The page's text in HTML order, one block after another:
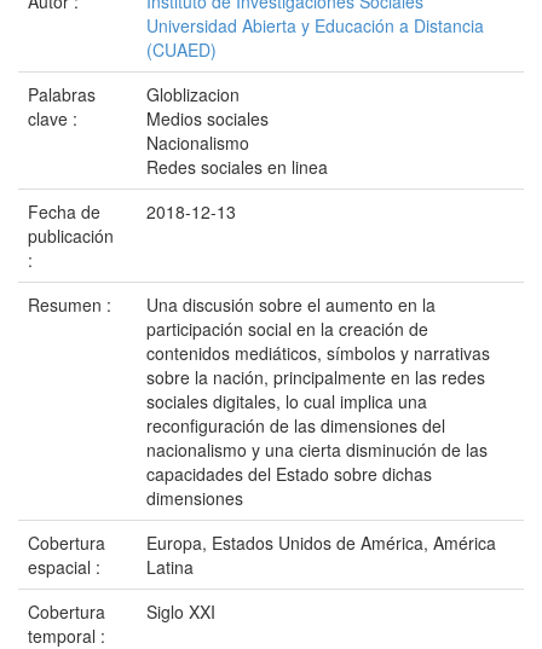
Universidad Abierta y Educación a Distancia
(CUAED)
Palabras
clave :
Globlizacion
Medios sociales
Nacionalismo
Redes sociales en linea
Fecha de
publicación
:
2018-12-13
Resumen :
Una discusión sobre el aumento en la
participación social en la creación de
contenidos mediáticos, símbolos y narrativas
sobre la nación, principalmente en las redes
sociales digitales, lo cual implica una
reconfiguración de las dimensiones del
nacionalismo y una cierta disminución de las
capacidades del Estado sobre dichas
dimensiones
Cobertura
espacial :
Europa, Estados Unidos de América, América
Latina
Cobertura
temporal :
Siglo XXI